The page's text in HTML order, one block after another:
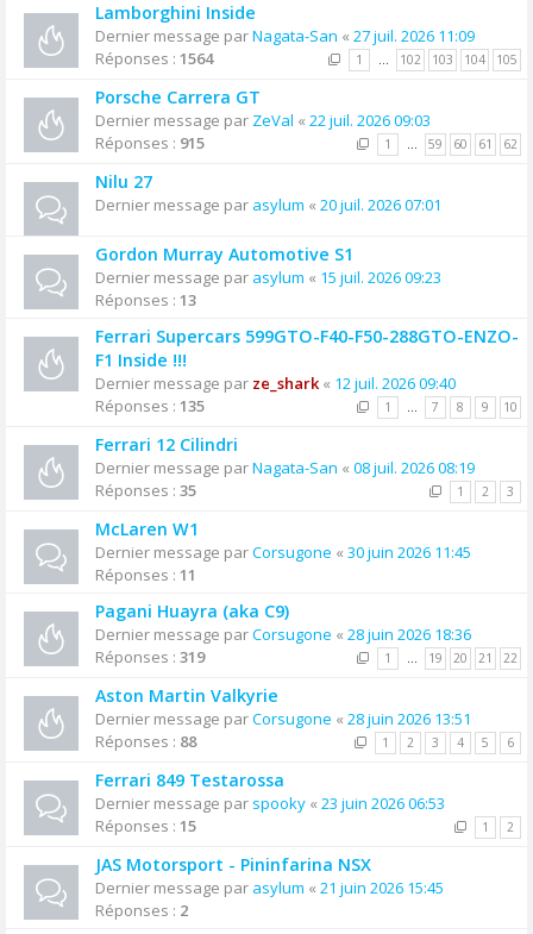
Lamborghini Inside
Dernier message parNagata-San « 27 juil. 2026 11:09
Réponses : 1564 1 … 102 103 104 105
Porsche Carrera GT
Dernier message par ZeVal « 22 juil. 2026 09:03
Réponses : 915 1 … 59 60 61 62
Nilu 27
Dernier message par asylum « 20 juil. 2026 07:01
Gordon Murray Automotive S1
Dernier message par asylum « 15 juil. 2026 09:23
Réponses : 13
Ferrari Supercars 599GTO-F40-F50-288GTO-ENZO-
F1 Inside !!!
Dernier message par ze_shark« 12 juil. 2026 09:40
Réponses : 135 1 … 7 8 9 10
Ferrari 12 Cilindri
Dernier message parNagata-San « 08 juil. 2026 08:19
Réponses : 35 1 2 3
McLaren W1
Dernier message parCorsugone « 30 juin 2026 11:45
Réponses : 11
Pagani Huayra (aka C9)
Dernier message parCorsugone « 28 juin 2026 18:36
Réponses : 319 1 … 19 20 21 22
Aston Martin Valkyrie
Dernier message parCorsugone « 28 juin 2026 13:51
Réponses : 88 1 2 3 4 5 6
Ferrari 849 Testarossa
Dernier message par spooky « 23 juin 2026 06:53
Réponses : 15 1 2
JAS Motorsport - Pininfarina NSX
Dernier message par asylum « 21 juin 2026 15:45
Réponses : 2